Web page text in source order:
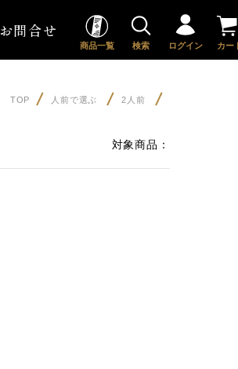
お問合せ
商品一覧 検索 ログイン カー
TOP 人前で選ぶ 2人前
対象商品：